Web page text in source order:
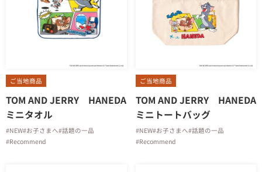
ご当地商品
TOM AND JERRY HANEDA
ミニタオル
#NEW#お子さまへ#話題の一品
#Recommend
ご当地商品
TOM AND JERRY HANEDA
ミニトートバッグ
#NEW#お子さまへ#話題の一品
#Recommend